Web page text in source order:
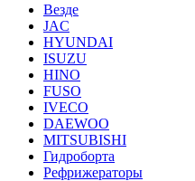
Везде
JAC
HYUNDAI
ISUZU
HINO
FUSO
IVECO
DAEWOO
MITSUBISHI
Гидроборта
Рефрижераторы